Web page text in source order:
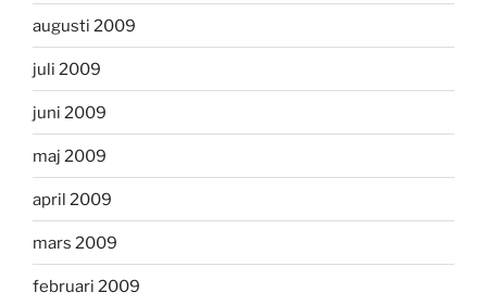
augusti 2009
juli 2009
juni 2009
maj 2009
april 2009
mars 2009
februari 2009